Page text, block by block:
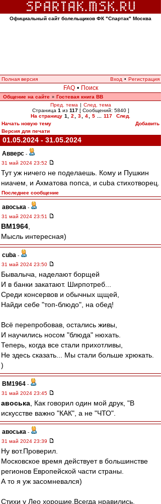
Официальный сайт болельщиков ФК "Спартак" Москва
Полная версия Вход • Регистрация
FAQ • Поиск
Общение на сайте » Гостевая книга ВВ
Пред. тема | След. тема
Страница 1 из 117[ Сообщений: 5840 ]
На страницу 1 2 3 4 5 117
След.
Начать новую тему
Добавить
Версия для печати
01.05.2024 - 31.05.2024
Авверс -
31 май 2024 23:52
Тут уж ничего не поделаешь. Кому и Пушкин
ниачем, и Ахматова попса, и cuba стихотворец.
Последнее сообщение
авоська -
31 май 2024 23:51
BM1964
Мысль интересная)
cuba -
31 май 2024 23:50
Бывалыча, наделают борщей
И в банки закатают. Ширпотреб...
Среди консервов и обычных щщей,
Найди себе "топ-блюдо", на обед!
Всё перепробовав, остались живы,
И научились носом "блюда" нюхать.
Теперь, когда все стали прихотливы,
Не здесь сказать... Мы стали больше хрюкать.
)
BM1964 -
31 май 2024 23:45
авоська , Как говорил один мой друк, "В
искусстве важно "КАК", а не "ЧТО".
авоська -
31 май 2024 23:39
Ну вот.Проверил.
Московское время действует в большинстве
регионов Европейской части страны.
А то я уж засомневался)
Стихи у Лео хорошие.Всегда нравились.